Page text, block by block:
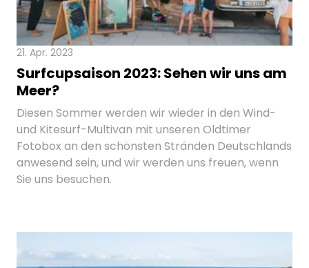
21. Apr. 2023
Surfcupsaison 2023: Sehen wir uns am
Meer?
Diesen Sommer werden wir wieder in den Wind-
und Kitesurf-Multivan mit unseren Oldtimer
Fotobox an den schönsten Stränden Deutschlands
anwesend sein, und wir werden uns freuen, wenn
Sie uns besuchen.